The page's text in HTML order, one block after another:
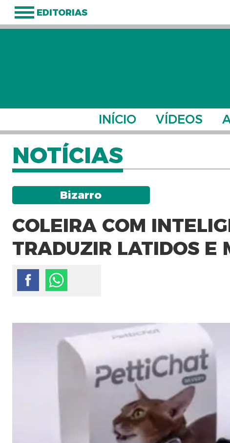
EDITORIAS
INÍCIO VÍDEOS
NOTÍCIAS
Bizarro
COLEIRA COM
TRADUZIR LATIDOS E